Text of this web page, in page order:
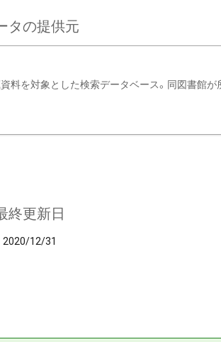
タの提供元
料を対象とした検索データベース。同図書館が
終更新日
2020/12/31